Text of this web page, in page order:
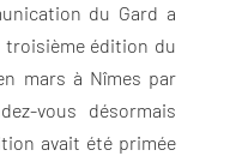
du Gard a
édition du
mars à Nîmes par
vous désormais
avait été primée